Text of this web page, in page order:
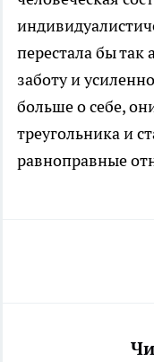
перестала бы
заботу и
больше о себе,
треугольника и
равноправные